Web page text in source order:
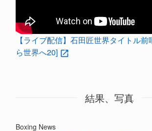
【ライブ配信】石田匠世界タイトル
ら世界へ20]
結果、写真
Boxing News